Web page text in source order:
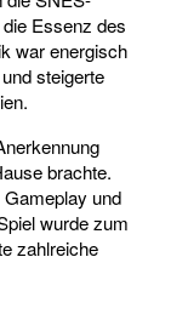
Essenz des
war energisch
steigerte
brachte.
und
wurde zum
zahlreiche